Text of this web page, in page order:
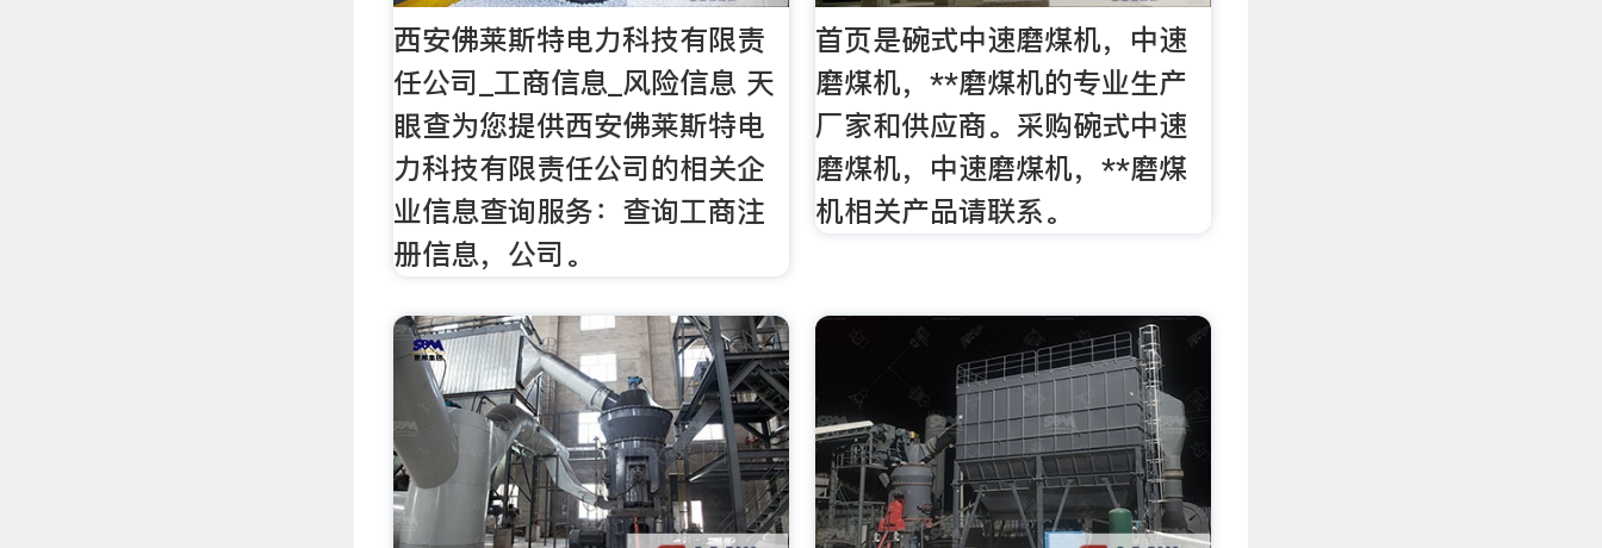
西安佛莱斯特电力科技有限责
任公司_工商信息_风险信息 天
眼查为您提供西安佛莱斯特电
力科技有限责任公司的相关企
业信息查询服务：查询工商注
册信息，公司。
首页是碗式中速磨煤机，中速
磨煤机，**磨煤机的专业生产
厂家和供应商。采购碗式中速
磨煤机，中速磨煤机，**磨煤
机相关产品请联系。